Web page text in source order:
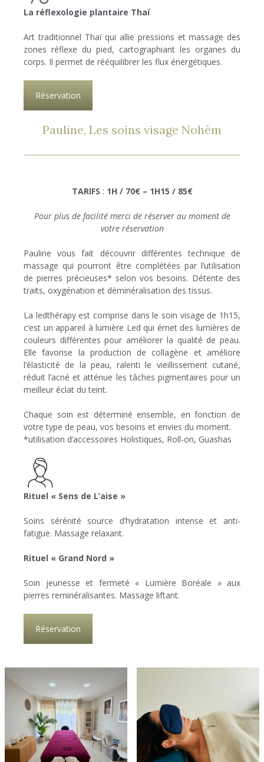
La réflexologie plantaire Thaï
Art traditionnel Thaï qui allie pressions et massage des
zones réflexe du pied, cartographiant les organes du
corps. Il permet de rééquilibrer les flux énergétiques.
Réservation
Pauline, Les soins visage Nohèm
TARIFS : 1H / 70€ – 1H15 / 85€
Pour plus de facilité merci de réserver au moment de
votre réservation
Pauline vous fait découvrir différentes technique de
massage qui pourront être complétées par l’utilisation
de pierres précieuses* selon vos besoins. Détente des
traits, oxygénation et déminéralisation des tissus.
La ledthérapy est comprise dans le soin visage de 1h15,
c’est un appareil à lumière Led qui émet des lumières de
couleurs différentes pour améliorer la qualité de peau.
Elle favorise la production de collagène et améliore
l’élasticité de la peau, ralenti le vieillissement cutané,
réduit l’acné et atténue les tâches pigmentaires pour un
meilleur éclat du teint.
Chaque soin est déterminé ensemble, en fonction de
votre type de peau, vos besoins et envies du moment.
*utilisation d’accessoires Holistiques, Roll-on, Guashas
Rituel « Sens de L’aise »
Soins sérénité source d’hydratation intense et anti-
fatigue. Massage relaxant.
Rituel « Grand Nord »
Soin jeunesse et fermeté « Lumière Boréale » aux
pierres reminéralisantes. Massage liftant.
Réservation